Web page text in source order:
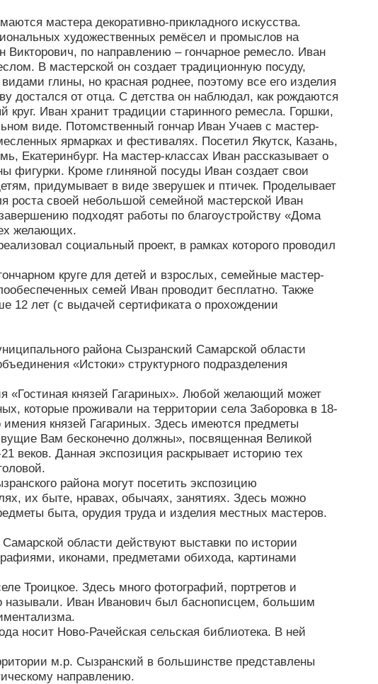
мастера декоративно-прикладного искусства.
художественных ремёсел и промыслов на
по направлению – гончарное ремесло. Иван
В мастерской он создает традиционную посуду,
глины, но красная роднее, поэтому все его изделия
достался от отца. С детства он наблюдал, как рождаются
круг. Иван хранит традиции старинного ремесла. Горшки,
виде. Потомственный гончар Иван Учаев с мастер-
ярмарках и фестивалях. Посетил Якутск, Казань,
Екатеринбург. На мастер-классах Иван рассказывает о
фигурки. Кроме глиняной посуды Иван создает свои
придумывает в виде зверушек и птичек. Проделывает
роста своей небольшой семейной мастерской Иван
подходят работы по благоустройству «Дома
желающих.
социальный проект, в рамках которого проводил
круге для детей и взрослых, семейные мастер-
семей Иван проводит бесплатно. Также
12 лет (с выдачей сертификата о прохождении
района Сызранский Самарской области
«Истоки» структурного подразделения
«Гостиная князей Гагариных». Любой желающий может
которые проживали на территории села Заборовка в 18-
имения князей Гагариных. Здесь имеются предметы
Вам бесконечно должны», посвященная Великой
веков. Данная экспозиция раскрывает историю тех
района могут посетить экспозицию
их быте, нравах, обычаях, занятиях. Здесь можно
быта, орудия труда и изделия местных мастеров.
области действуют выставки по истории
иконами, предметами обихода, картинами
Троицкое. Здесь много фотографий, портретов и
называли. Иван Иванович был баснописцем, большим
носит Ново-Рачейская сельская библиотека. В ней
м.р. Сызранский в большинстве представлены
направлению.